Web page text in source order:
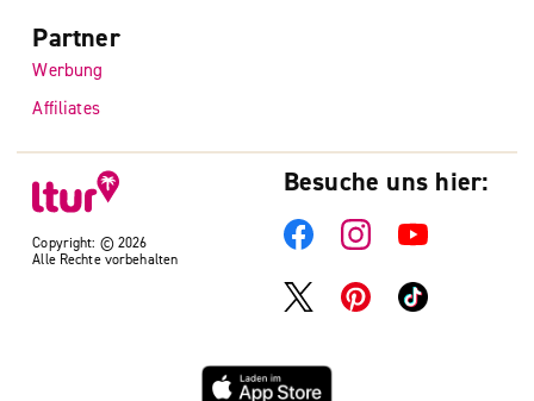
Copyright: © 2026
Alle Rechte vorbehalten
Partner
Werbung
Affiliates
Besuche uns hier: